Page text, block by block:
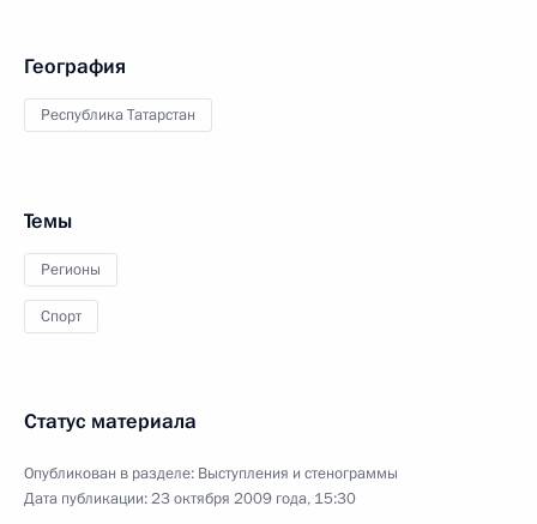
География
Республика Татарстан
Темы
Регионы
Спорт
Статус материала
Опубликован в разделе: Выступления и стенограммы
Дата публикации:23 октября 2009 года, 15:30